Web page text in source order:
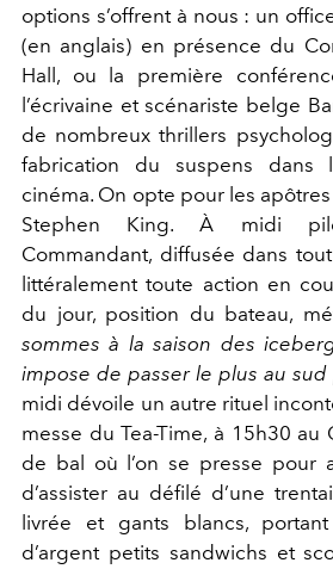
options s’offrent à nous : un
(en anglais) en présence du
Hall, ou la première
l’écrivaine et scénariste belge
de nombreux thrillers
fabrication du suspens
cinéma. On opte pour les
Stephen King. À midi
Commandant, diffusée dans
littéralement toute action en
du jour, position du bateau,
sommes à la saison des
impose de passer le plus au sud
midi dévoile un autre rituel
messe du Tea-Time, à 15h30 au
de bal où l’on se presse pour
d’assister au défilé d’une
livrée et gants blancs,
d’argent petits sandwichs et